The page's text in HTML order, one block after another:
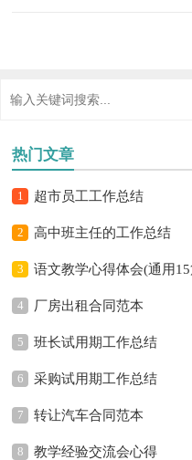
热门文章
1 超市员工工作总结
2 高中班主任的工作总结
3 语文教学心得体会(通用
4 厂房出租合同范本
5 班长试用期工作总结
6 采购试用期工作总结
7 转让汽车合同范本
8 教学经验交流会心得